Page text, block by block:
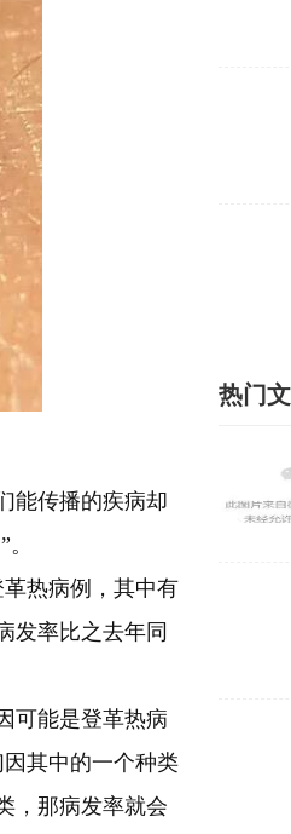
能传播的疾病却
热病例，其中有
发率比之去年同
可能是登革热病
其中的一个种类
，那病发率就会
热门